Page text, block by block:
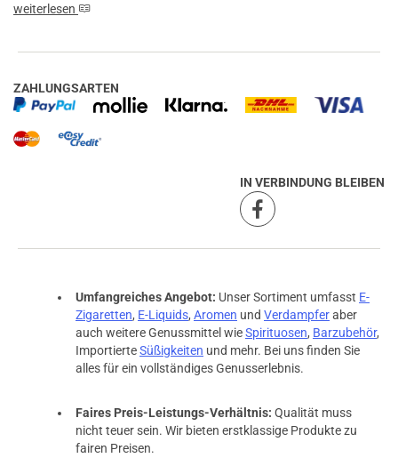
weiterlesen
ZAHLUNGSARTEN
IN VERBINDUNG BLEIBEN
Umfangreiches Angebot: Unser Sortiment umfasst E-
Zigaretten, E-Liquids, Aromen und Verdampferaber
auch weitere Genussmittel wieSpirituosen, Barzubehör,
ImportierteSüßigkeiten und mehr. Bei uns finden Sie
alles für ein vollständiges Genusserlebnis.
Faires Preis-Leistungs-Verhältnis: Qualität muss
nicht teuer sein. Wir bieten erstklassige Produkte zu
fairen Preisen.